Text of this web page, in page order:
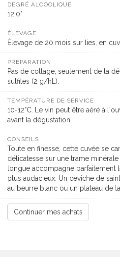
DEGRÉ ALCOOLIQUE
12,0°
ÉLEVAGE
Élevage de 20 mois sur lies, en
PRÉPARATION
Pas de collage, seulement de la
sulfites (2 g/hL).
TEMPÉRATURE DE SERVICE
10-12°C. Le vin peut être aéré à
avant la dégustation.
CONSEILS
Toute en finesse, cette cuvée se
délicatesse sur une trame
longue accompagne parfaitement
plus audacieux. Un ceviche de
au beurre blanc ou un plateau de
Continuer mes achats